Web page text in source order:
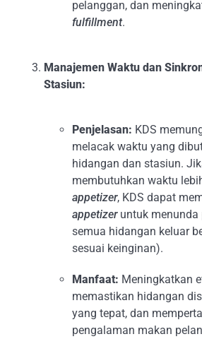
pelanggan, dan
fulfillment.
Manajemen Waktu dan
Stasiun:
Penjelasan: KDS
melacak waktu yang
hidangan dan stasiun.
membutuhkan waktu
appetizer, KDS dapat
appetizeruntuk menunda
semua hidangan keluar
sesuai keinginan).
Manfaat: Meningkatkan
memastikan hidangan
yang tepat, dan
pengalaman makan